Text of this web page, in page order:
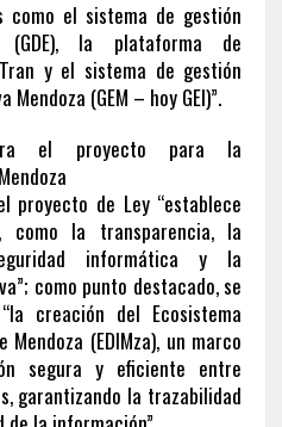
como el sistema de gestión
(GDE), la plataforma de
y el sistema de gestión
(GEM – hoy GEI)”.
proyecto de Ley “establece
como la transparencia, la
informática y la
como punto destacado, se
creación del Ecosistema
(EDIMza), un marco
segura y eficiente entre
garantizando la trazabilidad